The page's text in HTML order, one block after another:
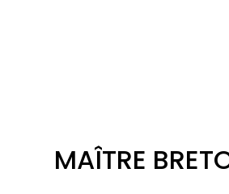
MAÎTRE